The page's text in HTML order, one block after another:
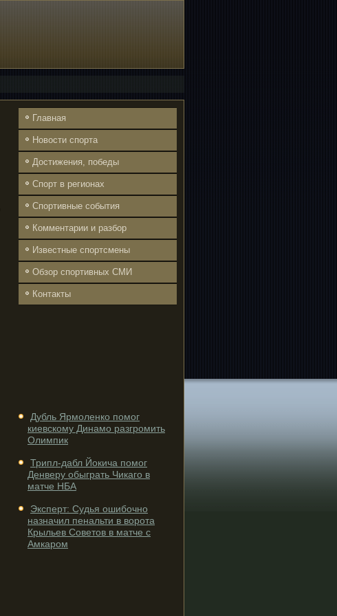
Главная
Новости спорта
Достижения, победы
Спорт в регионах
Спортивные события
Комментарии и разбор
Известные спортсмены
Обзор спортивных СМИ
Контакты
Дубль Ярмоленко помог
киевскому Динамо разгромить
Олимпик
Трипл-дабл Йокича помог
Денверу обыграть Чикаго в
матче НБА
Эксперт: Судья ошибочно
назначил пенальти в ворота
Крыльев Советов в матче с
Амкаром